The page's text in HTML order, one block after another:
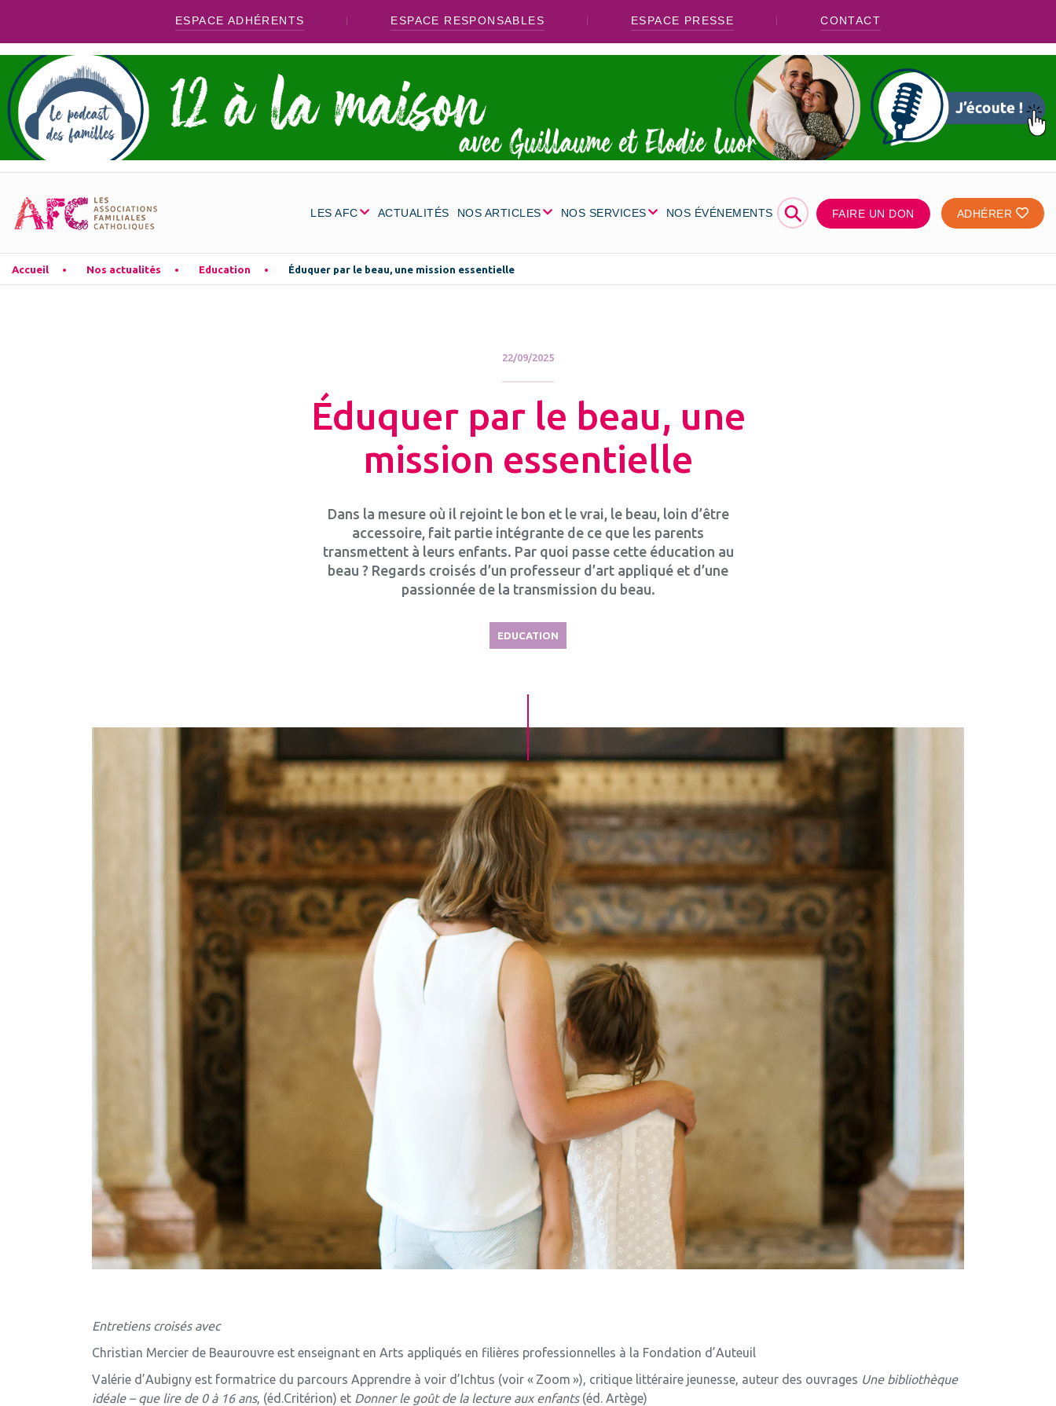
ESPACE ADHÉRENTS ESPACE RESPONSABLES ESPACE PRESSE CONTACT
LES AFC ACTUALITÉS NOS ARTICLES NOS SERVICES NOS ÉVÉNEMENTS ⚲ FAIRE UN DON ADHÉRER
Accueil Nos actualités Education Éduquer par le beau, une mission essentielle
22/09/2025
Éduquer par le beau, une
mission essentielle
Dans la mesure où il rejoint le bon et le vrai, le beau, loin d’être
accessoire, fait partie intégrante de ce que les parents
transmettent à leurs enfants. Par quoi passe cette éducation au
beau ? Regards croisés d’un professeur d’art appliqué et d’une
passionnée de la transmission du beau.
EDUCATION
Entretiens croisés avec
Christian Mercier de Beaurouvre est enseignant en Arts appliqués en filières professionnelles à la Fondation d’Auteuil
Valérie d’Aubigny est formatrice du parcours Apprendre à voir d’Ichtus (voir « Zoom »), critique littéraire jeunesse, auteur des ouvrages Une bibliothèque
idéale – que lire de 0 à 16 ans, (éd.Critérion) et Donner le goût de la lecture aux enfants(éd. Artège)